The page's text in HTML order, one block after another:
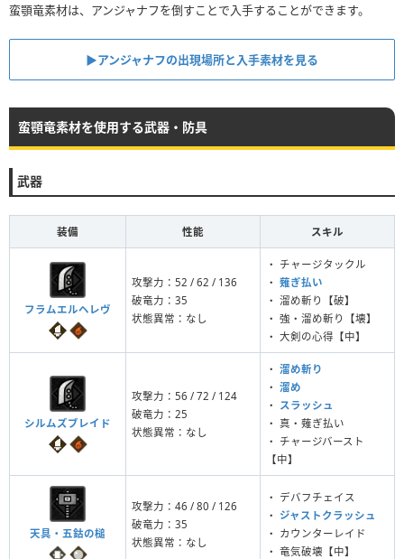
蛮顎竜素材は、アンジャナフを倒すことで入手することができます。
▶︎アンジャナフの出現場所と入手素材を見る
蛮顎竜素材を使用する武器・防具
武器
装備 性能 スキル
フラムエルヘレヴ
攻撃力：52 / 62 / 136
破竜力：35
状態異常：なし
・ チャージタックル
・ 薙ぎ払い
・ 溜め斬り【破】
・ 強・溜め斬り【壊】
・ 大剣の心得【中】
シルムズブレイド
攻撃力：56 / 72 / 124
破竜力：25
状態異常：なし
・ 溜め斬り
・ 溜め
・
スラッシュ
・ 真・薙ぎ払い
・ チャージバースト
【中】
天具・五鈷の槌
攻撃力：46 / 80 / 126
破竜力：35
状態異常：なし
・ デバフチェイス
・ ジャストクラッシュ
・ カウンターレイド
・ 竜気破壊【中】